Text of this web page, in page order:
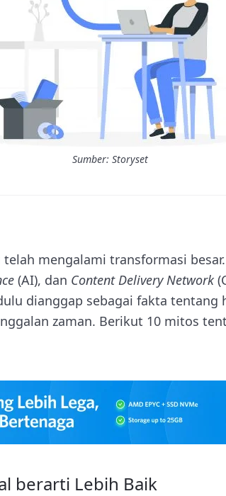
Sumber: Storyset
mengalami transformasi
(AI), dan Content Delivery Network
dianggap sebagai fakta tentang
zaman. Berikut 10 mitos
berarti Lebih Baik